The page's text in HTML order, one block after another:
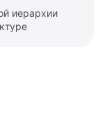
иерархии